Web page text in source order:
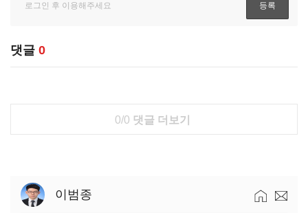
댓글 0
0/0 댓글 더보기
이범종